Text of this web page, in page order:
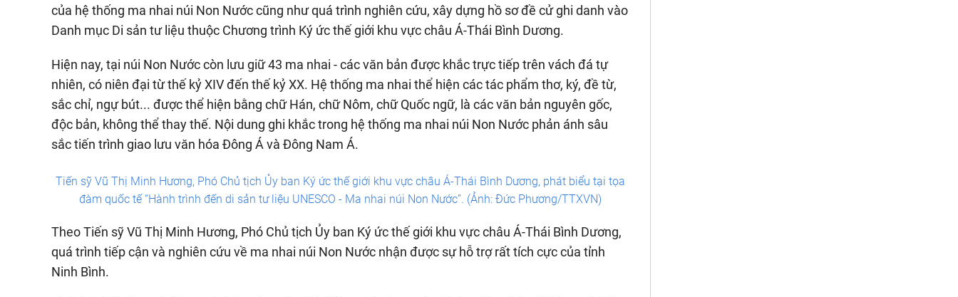
của hệ thống ma nhai núi Non Nước cũng như quá trình nghiên cứu, xây dựng hồ sơ đề cử ghi danh vào
Danh mục Di sản tư liệu thuộc Chương trình Ký ức thế giới khu vực châu Á-Thái Bình Dương.
Hiện nay, tại núi Non Nước còn lưu giữ 43 ma nhai - các văn bản được khắc trực tiếp trên vách đá tự
nhiên, có niên đại từ thế kỷ XIV đến thế kỷ XX. Hệ thống ma nhai thể hiện các tác phẩm thơ, ký, đề từ,
sắc chỉ, ngự bút... được thể hiện bằng chữ Hán, chữ Nôm, chữ Quốc ngữ, là các văn bản nguyên gốc,
độc bản, không thể thay thế. Nội dung ghi khắc trong hệ thống ma nhai núi Non Nước phản ánh sâu
sắc tiến trình giao lưu văn hóa Đông Á và Đông Nam Á.
Tiến sỹ Vũ Thị Minh Hương, Phó Chủ tịch Ủy ban Ký ức thế giới khu vực châu Á-Thái Bình Dương, phát biểu tại tọa
đàm quốc tế “Hành trình đến di sản tư liệu UNESCO - Ma nhai núi Non Nước”. (Ảnh: Đức Phương/TTXVN)
Theo Tiến sỹ Vũ Thị Minh Hương, Phó Chủ tịch Ủy ban Ký ức thế giới khu vực châu Á-Thái Bình Dương,
quá trình tiếp cận và nghiên cứu về ma nhai núi Non Nước nhận được sự hỗ trợ rất tích cực của tỉnh
Ninh Bình.